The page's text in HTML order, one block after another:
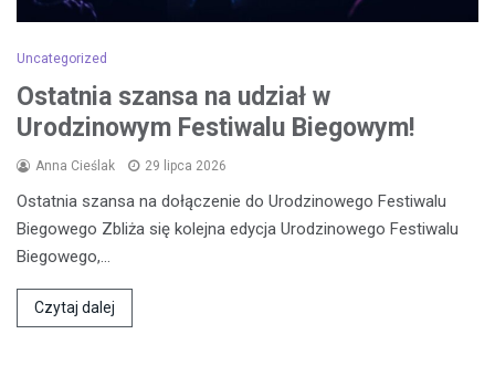
Uncategorized
Ostatnia szansa na udział w
Urodzinowym Festiwalu Biegowym!
Anna Cieślak 29 lipca 2026
Ostatnia szansa na dołączenie do Urodzinowego Festiwalu
Biegowego Zbliża się kolejna edycja Urodzinowego Festiwalu
Biegowego,…
Czytaj dalej